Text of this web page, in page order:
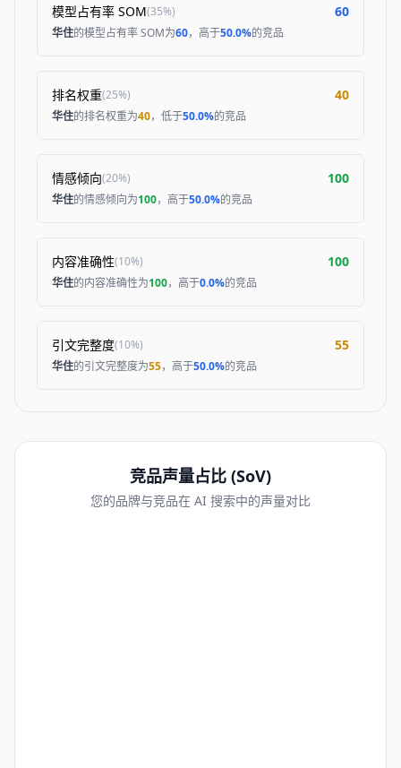
模型占有率 SOM(35%) 60
华住的模型占有率 SOM为60，高于50.0%的竞品
排名权重(25%) 40
华住的排名权重为40，低于50.0%的竞品
情感倾向(20%) 100
华住的情感倾向为100，高于50.0%的竞品
内容准确性(10%) 100
华住的内容准确性为100，高于0.0%的竞品
引文完整度(10%) 55
华住的引文完整度为55，高于50.0%的竞品
竞品声量占比 (SoV)
您的品牌与竞品在 AI 搜索中的声量对比